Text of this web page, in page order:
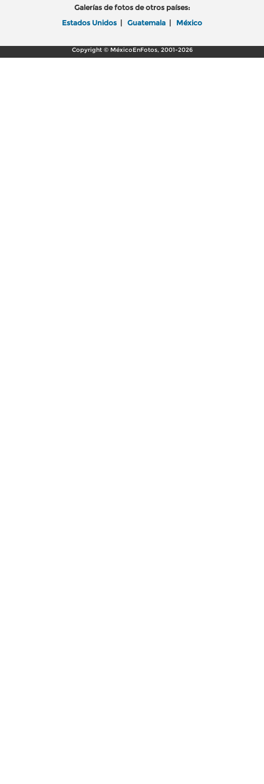
Galerías de fotos de otros países:
Estados Unidos | Guatemala | México
Copyright © MéxicoEnFotos, 2001-2026